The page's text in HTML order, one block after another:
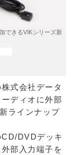
できるVIKシリーズ新
式会社データ
ディオに外部
ラインナップ
DVDデッキ
部入力端子を